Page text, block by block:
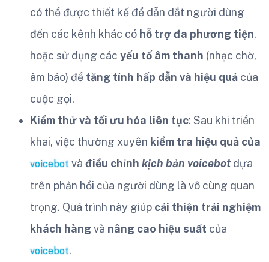
có thể được thiết kế để dẫn dắt người dùng
đến các kênh khác có hỗ trợ đa phương tiện,
hoặc sử dụng các yếu tố âm thanh (nhạc chờ,
âm báo) để tăng tính hấp dẫn và hiệu quả của
cuộc gọi.
Kiểm thử và tối ưu hóa liên tục: Sau khi triển
khai, việc thường xuyên kiểm tra hiệu quả của
voicebot và điều chỉnh kịch bản voicebotdựa
trên phản hồi của người dùng là vô cùng quan
trọng. Quá trình này giúp cải thiện trải nghiệm
khách hàngvà nâng cao hiệu suất của
voicebot.